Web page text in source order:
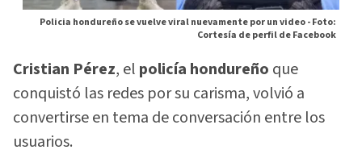
Policia hondureño se vuelve viral nuevamente por un video -Foto:
Cortesía de perfil de Facebook
Cristian Pérez, el policía hondureño que
conquistó las redes por su carisma, volvió a
convertirse en tema de conversación entre los
usuarios.